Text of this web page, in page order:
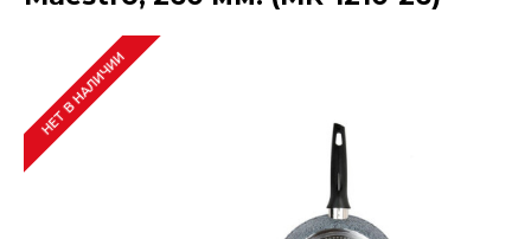
НЕТ В НАЛИЧИИ